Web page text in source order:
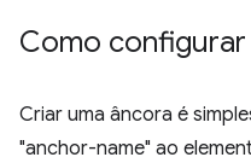
Como
Criar uma âncora é
"anchor-name" ao